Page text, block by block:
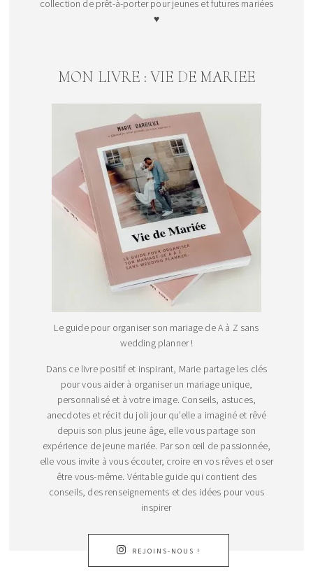
collection de prêt-à-porter pour jeunes et futures mariées
♥
MON LIVRE : VIE DE MARIEE
Le guide pour organiser son mariage de A à Z sans
wedding planner !
Dans ce livre positif et inspirant, Marie partage les clés
pour vous aider à organiser un mariage unique,
personnalisé et à votre image. Conseils, astuces,
anecdotes et récit du joli jour qu’elle a imaginé et rêvé
depuis son plus jeune âge, elle vous partage son
expérience de jeune mariée. Par son œil de passionnée,
elle vous invite à vous écouter, croire en vos rêves et oser
être vous-même. Véritable guide qui contient des
conseils, des renseignements et des idées pour vous
inspirer
REJOINS-NOUS !